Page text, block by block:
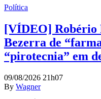
Política
[VÍDEO] Robério
Bezerra de
“pirotecnia” em
09/08/2026 21h07
By Wagner